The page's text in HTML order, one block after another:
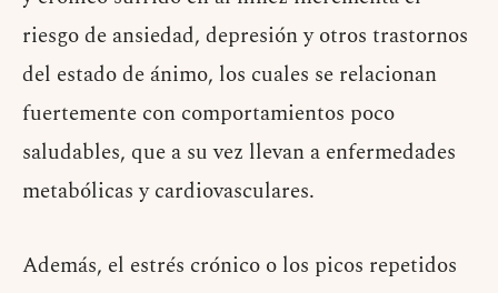
riesgo de ansiedad, depresión y otros trastornos
del estado de ánimo, los cuales se relacionan
fuertemente con comportamientos poco
saludables, que a su vez llevan a enfermedades
metabólicas y cardiovasculares.
Además, el estrés crónico o los picos repetidos